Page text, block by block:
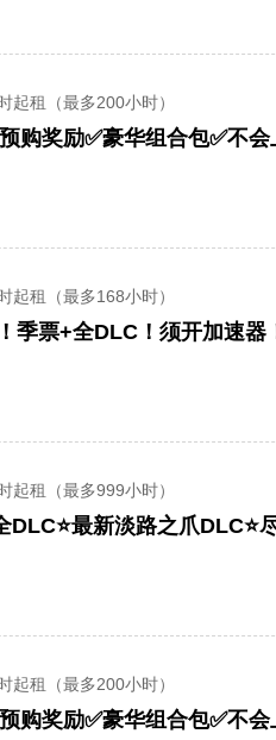
起租（最多200小时）
奖励✅豪华组合包✅不会
起租（最多168小时）
季票+全DLC！须开加速
起租（最多999小时）
DLC⭐最新淡路之爪DLC⭐
起租（最多200小时）
奖励✅豪华组合包✅不会